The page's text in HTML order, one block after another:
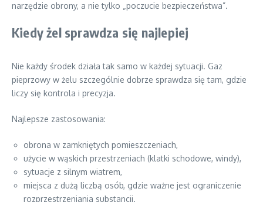
narzędzie obrony, a nie tylko „poczucie bezpieczeństwa”.
Kiedy żel sprawdza się najlepiej
Nie każdy środek działa tak samo w każdej sytuacji. Gaz
pieprzowy w żelu szczególnie dobrze sprawdza się tam, gdzie
liczy się kontrola i precyzja.
Najlepsze zastosowania:
obrona w zamkniętych pomieszczeniach,
użycie w wąskich przestrzeniach (klatki schodowe, windy),
sytuacje z silnym wiatrem,
miejsca z dużą liczbą osób, gdzie ważne jest ograniczenie
rozprzestrzeniania substancji.